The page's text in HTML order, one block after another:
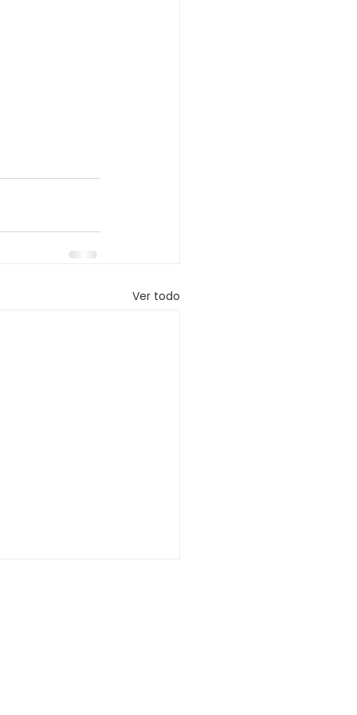
Ver todo